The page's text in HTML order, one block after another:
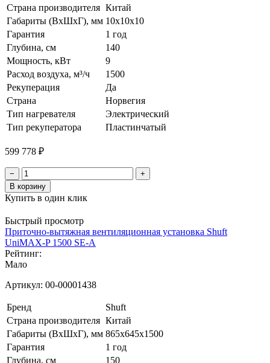
Страна производителя Китай
Габариты (ВхШхГ), мм 10x10x10
Гарантия
1 год
Глубина, см
140
Мощность, кВт
9
Расход воздуха, м³/ч
1500
Рекуперация
Да
Страна
Норвегия
Тип нагревателя
Электрический
Тип рекуператора
Пластинчатый
599 778 ₽
−
+
В корзину
Купить в один клик
Быстрый просмотр
Приточно-вытяжная вентиляционная установка Shuft
UniMAX-P 1500 SE-A
Рейтинг:
Мало
Артикул: 00-00001438
Бренд
Shuft
Страна производителя Китай
Габариты (ВхШхГ), мм 865x645x1500
Гарантия
1 год
Глубина, см
150